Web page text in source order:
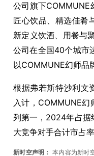
公司旗下COMMUNE
匠心饮品、精选佳肴
新定义饮酒、用餐与
公司在全国40个城市
以COMMUNE幻师品
根据弗若斯特沙利文
入计，COMMUNE幻
列第一，2024年占据
大竞争对手合计市占率
新时空声明： 本内容为新时